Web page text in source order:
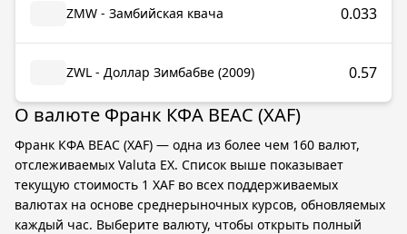
ZMW - Замбийская квача 0.033
ZWL - Доллар Зимбабве (2009) 0.57
О валюте Франк КФА BEAC (XAF)
Франк КФА BEAC (XAF) — одна из более чем 160 валют,
отслеживаемых Valuta EX. Список выше показывает
текущую стоимость 1 XAF во всех поддерживаемых
валютах на основе среднерыночных курсов, обновляемых
каждый час. Выберите валюту, чтобы открыть полный